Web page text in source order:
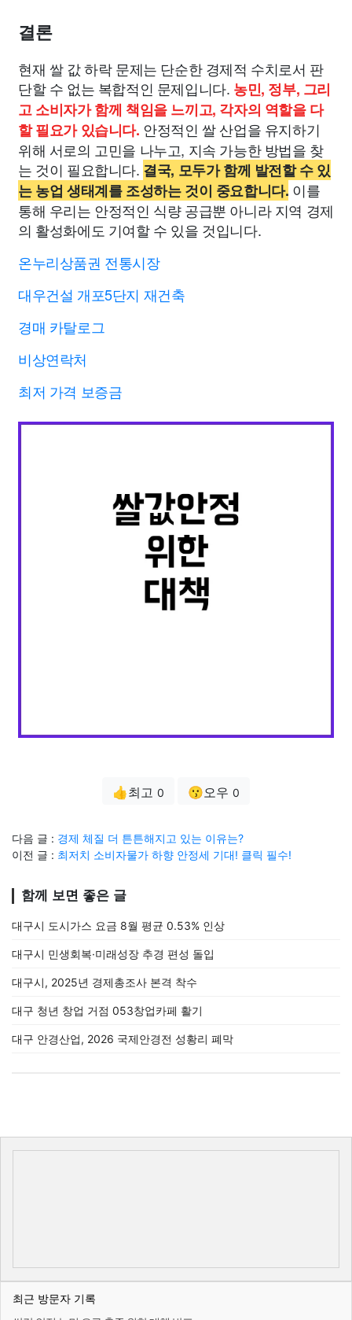
결론
현재 쌀 값 하락 문제는 단순한 경제적 수치로서 판
단할 수 없는 복합적인 문제입니다. 농민, 정부, 그리
고 소비자가 함께 책임을 느끼고, 각자의 역할을 다
할 필요가 있습니다. 안정적인 쌀 산업을 유지하기
위해 서로의 고민을 나누고, 지속 가능한 방법을 찾
는 것이 필요합니다. 결국, 모두가 함께 발전할 수 있
는 농업 생태계를 조성하는 것이 중요합니다. 이를
통해 우리는 안정적인 식량 공급뿐 아니라 지역 경제
의 활성화에도 기여할 수 있을 것입니다.
온누리상품권 전통시장
대우건설 개포5단지 재건축
경매 카탈로그
비상연락처
최저 가격 보증금
👍최고 0 😗오우 0
다음 글 : 경제 체질 더 튼튼해지고 있는 이유는?
이전 글 : 최저치 소비자물가 하향 안정세 기대! 클릭 필수!
함께 보면 좋은 글
대구시 도시가스 요금 8월 평균 0.53% 인상
대구시 민생회복·미래성장 추경 편성 돌입
대구시, 2025년 경제총조사 본격 착수
대구 청년 창업 거점 053창업카페 활기
대구 안경산업, 2026 국제안경전 성황리 폐막
최근 방문자 기록